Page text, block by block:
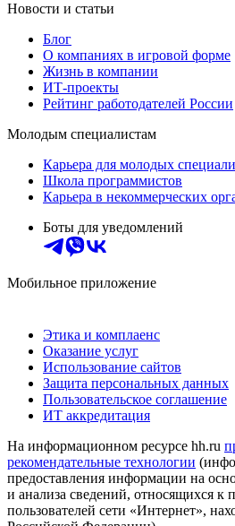
Новости и статьи
Блог
О компаниях в игровой форме
Жизнь в компании
ИТ-проекты
Рейтинг работодателей России
Молодым специалистам
Карьера для молодых
Школа программистов
Карьера в некоммерческих
Боты для уведомлений
Мобильное приложение
Этика и комплаенс
Оказание услуг
Использование сайтов
Защита персональных данных
Пользовательское соглашение
ИТ аккредитация
На информационном ресурсе hh.ru
рекомендательные технологии
предоставления информации на
и анализа сведений, относящихся к
пользователей сети «Интернет»,